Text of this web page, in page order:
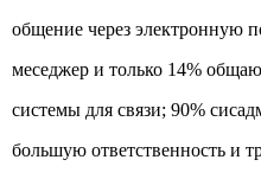
общение через электронную
меседжер и только 14%
системы для связи; 90%
большую ответственность и